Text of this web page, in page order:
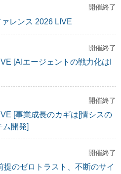
開催終了
レンス 2026 LIVE
開催終了
[AIエージェントの戦力化はI
開催終了
[事業成長のカギは[情シスの
ム開発]
開催終了
提のゼロトラスト、不断のサイ